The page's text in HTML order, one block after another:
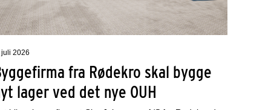
juli 2026
fra Rødekro skal bygge
lager ved det nye OUH